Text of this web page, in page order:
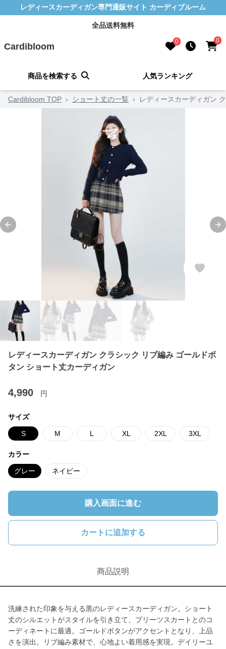
レディースカーディガン専門通販サイト カーディブルーム
全品送料無料
Cardibloom 0 0
商品を検索する 人気ランキング
Cardibloom TOP › ショート丈の一覧 › レディースカーディガン
Previous slide
レディースカーディガン クラシック リブ編み ゴールドボ
タン ショート丈カーディガン
4,990 円
サイズ
S M L XL 2XL 3XL
カラー
グレー ネイビー
購入画面に進む
カートに追加する
商品説明
洗練された印象を与える黒のレディースカーディガン。ショート
丈のシルエットがスタイルを引き立て、プリーツスカートとのコ
ーディネートに最適。ゴールドボタンがアクセントとなり、上品
さを演出。リブ編み素材で、心地よい着用感を実現。デイリーユ